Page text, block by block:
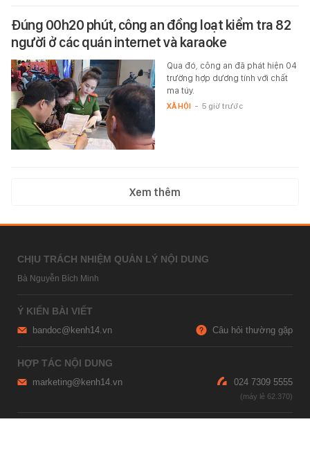
Đúng 00h20 phút, công an đồng loạt kiểm tra 82
người ở các quán internet và karaoke
Qua đó, công an đã phát hiện 04
trường hợp dương tính với chất
ma túy.
XÃ HỘI - 5 giờ trước
Xem thêm
CHỊU TRÁCH NHIỆM QUẢN LÝ NỘI DUNG
Bà Nguyễn Bích Minh
Ý KIẾN BÀI VIẾT
bandoc@kenh14.vn Câu hỏi thường gặp
HỢP TÁC NỘI DUNG
marketing@kenh14.vn 024 7309 5555